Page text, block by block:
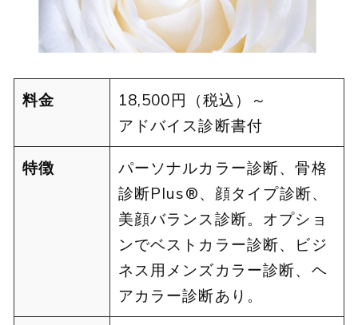
料金
18,500円（税込）～
アドバイス診断書付
特徴
パーソナルカラー診断、骨格
診断Plus®︎、顔タイプ診断、
美顔バランス診断。オプショ
ンでベストカラー診断、ビジ
ネス用メンズカラー診断、ヘ
アカラー診断あり。